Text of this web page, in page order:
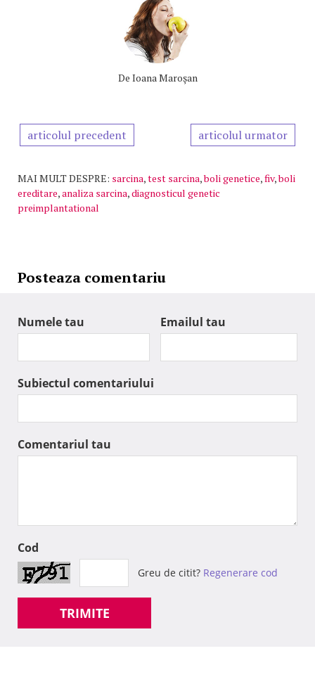
De Ioana Maroşan
articolul precedent articolul urmator
MAI MULT DESPRE: sarcina,test sarcina,boli genetice,fiv,boli
ereditare,analiza sarcina,diagnosticul genetic
preimplantational
Posteaza comentariu
Numele tau Emailul tau
Subiectul comentariului
Comentariul tau
Cod
Greu de citit? Regenerare cod
TRIMITE